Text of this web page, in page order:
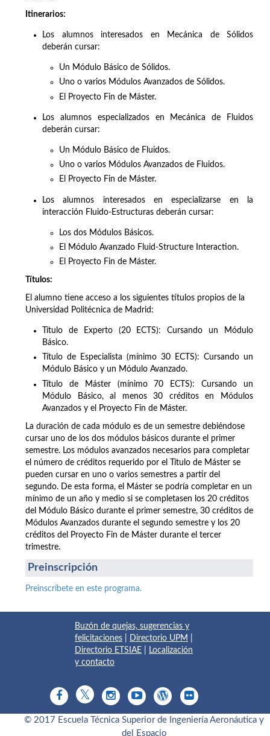
Itinerarios:
Los alumnos interesados en Mecánica de Sólidos
deberán cursar:
Un Módulo Básico de Sólidos.
Uno o varios Módulos Avanzados de Sólidos.
El Proyecto Fin de Máster.
Los alumnos especializados en Mecánica de Fluidos
deberán cursar:
Un Módulo Básico de Fluidos.
Uno o varios Módulos Avanzados de Fluidos.
El Proyecto Fin de Máster.
Los alumnos interesados en especializarse en la
interacción Fluido-Estructuras deberán cursar:
Los dos Módulos Básicos.
El Módulo Avanzado Fluid-Structure Interaction.
El Proyecto Fin de Máster.
Títulos:
El alumno tiene acceso a los siguientes títulos propios de la
Universidad Politécnica de Madrid:
Título de Experto (20 ECTS): Cursando un Módulo
Básico.
Título de Especialista (mínimo 30 ECTS): Cursando un
Módulo Básico y un Módulo Avanzado.
Título de Máster (mínimo 70 ECTS): Cursando un
Módulo Básico, al menos 30 créditos en Módulos
Avanzados y el Proyecto Fin de Máster.
La duración de cada módulo es de un semestre debiéndose
cursar uno de los dos módulos básicos durante el primer
semestre. Los módulos avanzados necesarios para completar
el número de créditos requerido por el Título de Máster se
pueden cursar en uno o varios semestres a partir del
segundo. De esta forma, el Máster se podría completar en un
mínimo de un año y medio si se completasen los 20 créditos
del Módulo Básico durante el primer semestre, 30 créditos de
Módulos Avanzados durante el segundo semestre y los 20
créditos del Proyecto Fin de Máster durante el tercer
trimestre.
Preinscripción
Preinscríbete en este programa.
Buzón de quejas, sugerencias y
felicitaciones
Directorio UPM
Directorio ETSIAE
Localización
y contacto
© 2017 Escuela Técnica Superior de Ingeniería Aeronáutica y
del Espacio